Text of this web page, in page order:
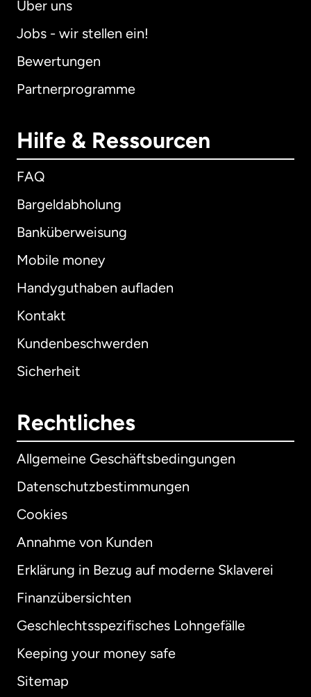
Über uns
Jobs - wir stellen ein!
Bewertungen
Partnerprogramme
Hilfe & Ressourcen
FAQ
Bargeldabholung
Banküberweisung
Mobile money
Handyguthaben aufladen
Kontakt
Kundenbeschwerden
Sicherheit
Rechtliches
Allgemeine Geschäftsbedingungen
Datenschutzbestimmungen
Cookies
Annahme von Kunden
Erklärung in Bezug auf moderne Sklaverei
Finanzübersichten
Geschlechtsspezifisches Lohngefälle
Keeping your money safe
Sitemap
International English
Australien